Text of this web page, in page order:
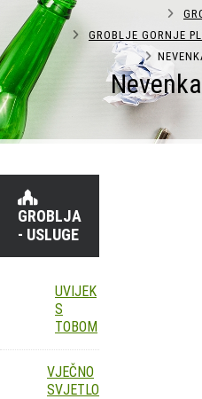
GROBLJE GORNJE
GROBLJA
- USLUGE
UVIJEK
S
TOBOM
VJEČNO
SVJETLO